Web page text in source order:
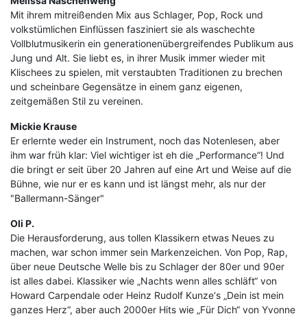
Mit ihrem mitreißenden Mix aus Schlager, Pop, Rock und
volkstümlichen Einflüssen fasziniert sie als waschechte
Vollblutmusikerin ein generationenübergreifendes Publikum aus
Jung und Alt. Sie liebt es, in ihrer Musik immer wieder mit
Klischees zu spielen, mit verstaubten Traditionen zu brechen
und scheinbare Gegensätze in einem ganz eigenen,
zeitgemäßen Stil zu vereinen.
Mickie Krause
Er erlernte weder ein Instrument, noch das Notenlesen, aber
ihm war früh klar: Viel wichtiger ist eh die „Performance“! Und
die bringt er seit über 20 Jahren auf eine Art und Weise auf die
Bühne, wie nur er es kann und ist längst mehr, als nur der
"Ballermann-Sänger"
Oli P.
Die Herausforderung, aus tollen Klassikern etwas Neues zu
machen, war schon immer sein Markenzeichen. Von Pop, Rap,
über neue Deutsche Welle bis zu Schlager der 80er und 90er
ist alles dabei. Klassiker wie „Nachts wenn alles schläft“ von
Howard Carpendale oder Heinz Rudolf Kunze‘s „Dein ist mein
ganzes Herz“, aber auch 2000er Hits wie „Für Dich“ von Yvonne